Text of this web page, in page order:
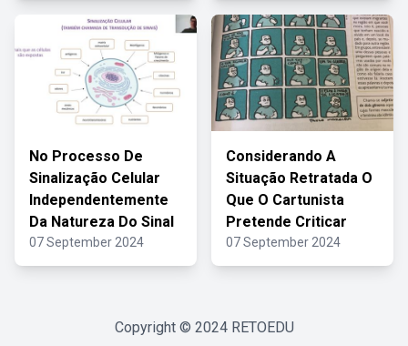
No Processo De
Sinalização Celular
Independentemente
Da Natureza Do Sinal
07 September 2024
Considerando A
Situação Retratada O
Que O Cartunista
Pretende Criticar
07 September 2024
Copyright © 2024 RETOEDU